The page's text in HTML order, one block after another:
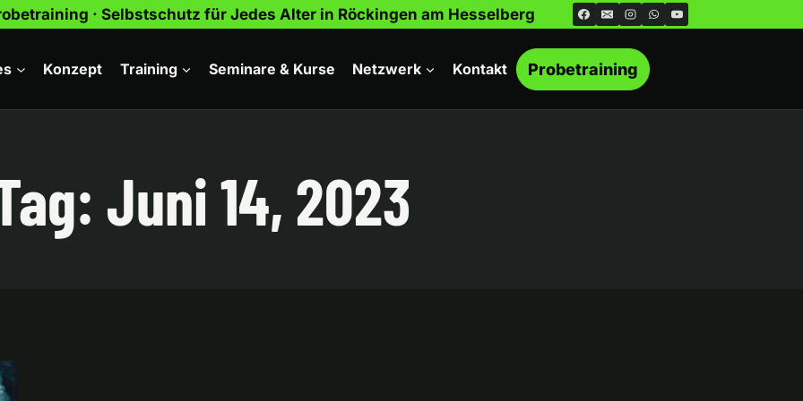
· Selbstschutz für Jedes Alter in Röckingen am Hesselberg
Konzept Training Seminare & Kurse Netzwerk Kontakt Probetraining
Juni 14, 2023